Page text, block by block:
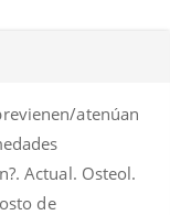
atenúan
Actual. Osteol.
de